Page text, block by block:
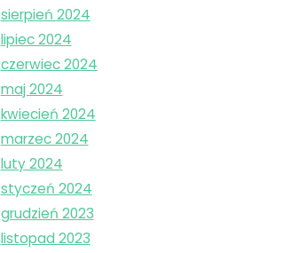
sierpień 2024
lipiec 2024
czerwiec 2024
maj 2024
kwiecień 2024
marzec 2024
luty 2024
styczeń 2024
grudzień 2023
listopad 2023